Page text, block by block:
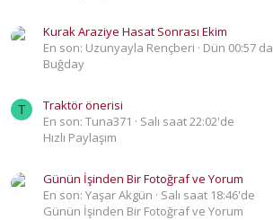
Kurak Araziye Hasat Sonrası Ekim
En son: Uzunyayla Rençberi
Dün 00:57 da
Buğday
T
Traktör önerisi
En son: Tuna371
Salı saat 22:02'de
Hızlı Paylaşım
Günün İşinden Bir Fotoğraf ve Yorum
En son: Yaşar Akgün
Salı saat 18:46'de
Günün İşinden Bir Fotoğraf ve Yorum